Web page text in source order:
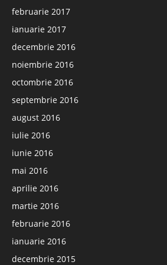
februarie 2017
ianuarie 2017
decembrie 2016
noiembrie 2016
octombrie 2016
septembrie 2016
august 2016
iulie 2016
iunie 2016
mai 2016
aprilie 2016
martie 2016
februarie 2016
ianuarie 2016
decembrie 2015